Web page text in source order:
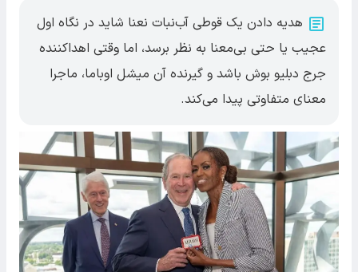
هدیه دادن یک قوطی آب‌نبات نعنا شاید در نگاه اول
عجیب یا حتی بی‌معنا به نظر برسد، اما وقتی اهداکننده
جرج دبلیو بوش باشد و گیرنده آن میشل اوباما، ماجرا
معنای متفاوتی پیدا می‌کند.